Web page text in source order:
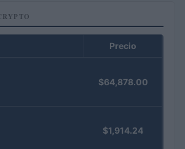
Precio
$64,878.00
$1,914.24